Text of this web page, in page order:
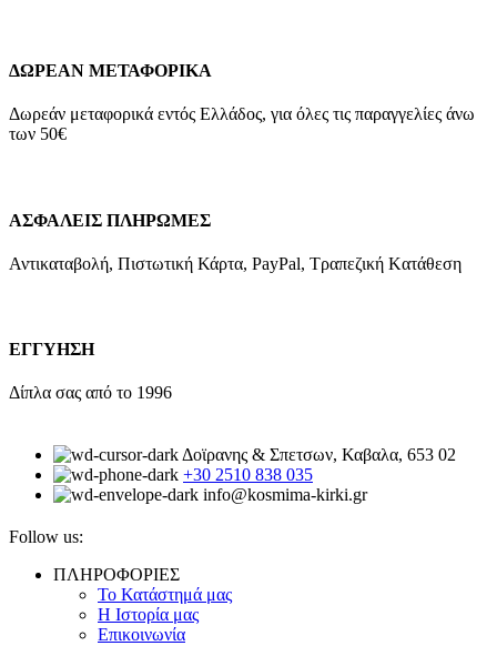
ΔΩΡΕΑΝ ΜΕΤΑΦΟΡΙΚΑ
Δωρεάν μεταφορικά εντός Ελλάδος, για όλες τις παραγγελίες άνω
των 50€
ΑΣΦΑΛΕΙΣ ΠΛΗΡΩΜΕΣ
Αντικαταβολή, Πιστωτική Κάρτα, PayPal, Τραπεζική Kατάθεση
ΕΓΓΥΗΣΗ
Δίπλα σας από το 1996
Δοϊρανης & Σπετσων, Καβαλα, 653 02
+30 2510 838 035
info@kosmima-kirki.gr
Follow us:
ΠΛΗΡΟΦΟΡΙΕΣ
Το Κατάστημά μας
Η Ιστορία μας
Επικοινωνία